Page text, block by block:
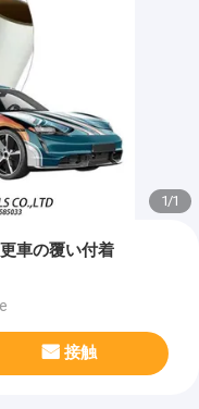
1/1
車の覆い付着
接触